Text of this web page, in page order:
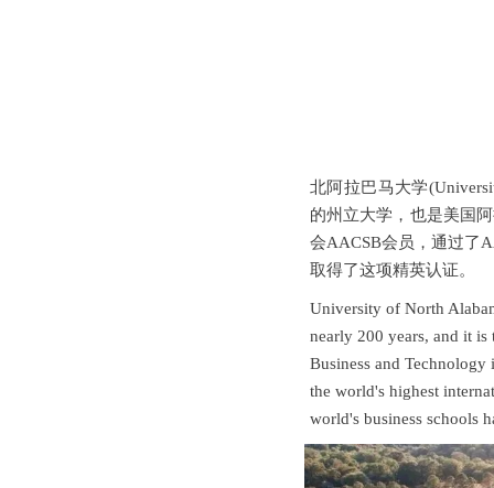
北阿拉巴马大学
的州立大学，也是美国
会AACSB会员，通过了
取得了这项精英认证。
University of North
nearly 200 years, and it
Business and
the world's highest
world's business schools